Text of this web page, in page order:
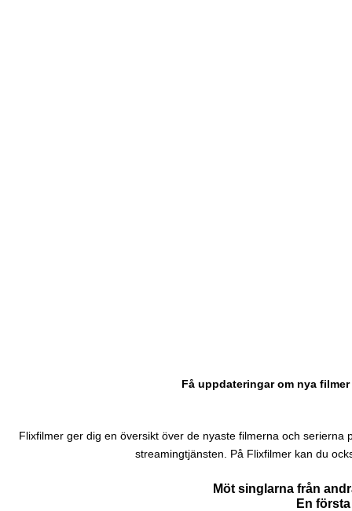
Få uppdateringar om nya
Flixfilmer ger dig en översikt över de nyaste filmerna och
streamingtjänsten. På Flixfilmer kan du
Möt singlarna från
En